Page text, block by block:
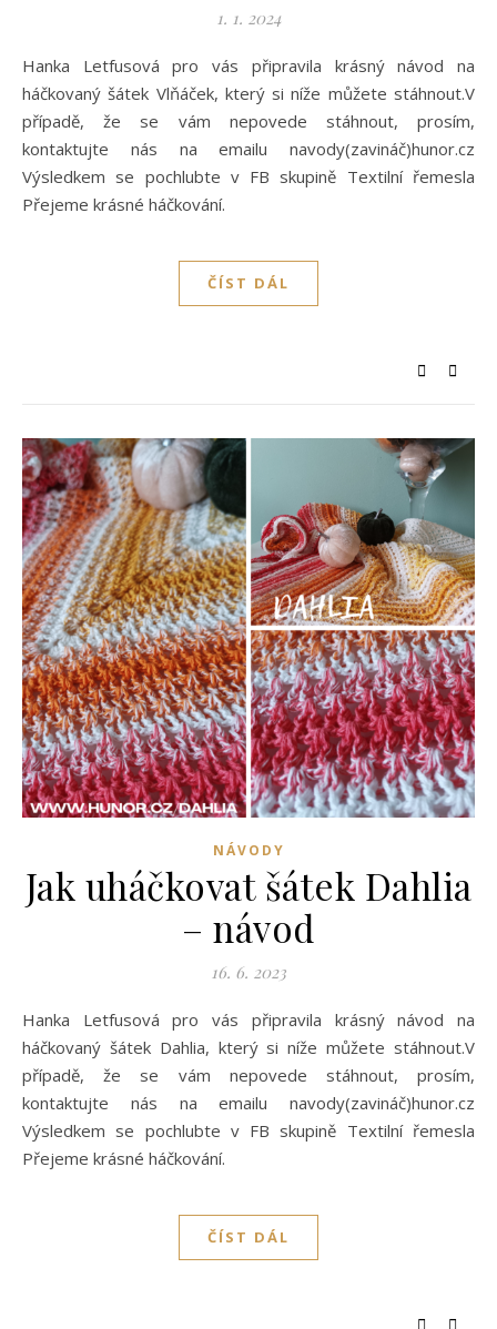
1. 1. 2024
Hanka Letfusová pro vás připravila krásný návod na
háčkovaný šátek Vlňáček, který si níže můžete stáhnout.V
případě, že se vám nepovede stáhnout, prosím,
kontaktujte nás na emailu navody(zavináč)hunor.cz
Výsledkem se pochlubte v FB skupině Textilní řemesla
Přejeme krásné háčkování.
ČÍST DÁL
NÁVODY
Jak uháčkovat šátek Dahlia
– návod
16. 6. 2023
Hanka Letfusová pro vás připravila krásný návod na
háčkovaný šátek Dahlia, který si níže můžete stáhnout.V
případě, že se vám nepovede stáhnout, prosím,
kontaktujte nás na emailu navody(zavináč)hunor.cz
Výsledkem se pochlubte v FB skupině Textilní řemesla
Přejeme krásné háčkování.
ČÍST DÁL